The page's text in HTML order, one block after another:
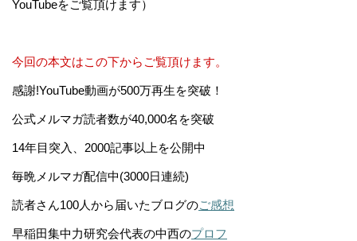
YouTubeをご覧頂けます）
今回の本文はこの下からご覧頂けます。
感謝!YouTube動画が500万再生を突破！
公式メルマガ読者数が40,000名を突破
14年目突入、2000記事以上を公開中
毎晩メルマガ配信中(3000日連続)
読者さん100人から届いたブログのご感想
早稲田集中力研究会代表の中西のプロフ